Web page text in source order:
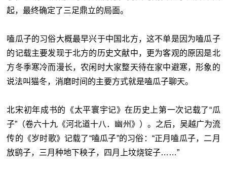
起，最终确定了三足鼎立的局面。
嗑瓜子的习俗大概最早兴于中国北方，这不单是因为嗑瓜子
的记载主要发现于北方的历史文献中，更为客观的原因是北
方冬季寒冷而漫长，农闲时大家整天待在家中避寒，形象的
说法叫猫冬，消磨时间的主要方式就是嗑瓜子聊天。
北宋初年成书的《太平寰宇记》在历史上第一次记载了“瓜
子”（卷六十九《河北道十八．幽州》）。之后，吴越广为流
传的《岁时歌》记载了“嗑瓜子”的习俗：“正月嗑瓜子，二月
放鹞子，三月种地下秧子，四月上坟烧锭子……”